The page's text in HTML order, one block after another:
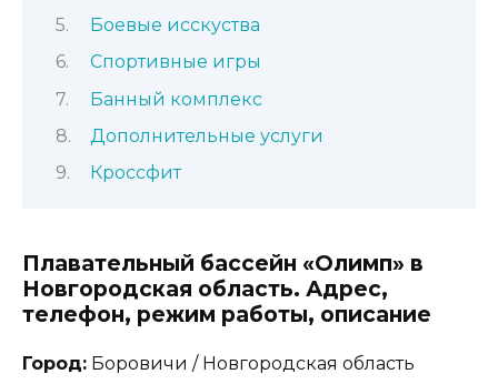
Боевые исскуства
Спортивные игры
Банный комплекс
Дополнительные услуги
Кроссфит
Плавательный бассейн «Олимп» в
Новгородская область. Адрес,
телефон, режим работы, описание
Город: Боровичи / Новгородская область